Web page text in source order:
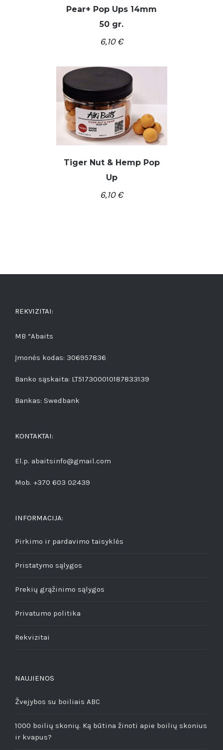
/
Pear+ Pop Ups 14mm
50 gr.
6,10€
/
Tiger Nut & Hemp Pop
Up
6,10€
REKVIZITAI:
MB “Abaits
Įmonės kodas: 306957836
Banko sąskaita: LT517300010187833139
Bankas: Swedbank
KONTAKTAI:
El.p. abaitsinfo@gmail.com
Mob. +370 603 02439
INFORMACIJA:
Pirkimo ir pardavimo taisyklės
Pristatymo sąlygos
Prekių grąžinimo sąlygos
Privatumo politika
Rekvizitai
NAUJIENOS
Žvejybos su boiliais ABC
1000 boilių skonių. Ką būtina žinoti apie boilių skonius
ir kvapus?